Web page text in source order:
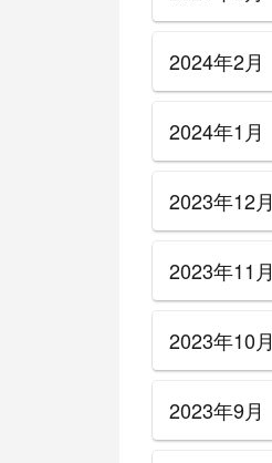
2024年2月
2024年1月
2023年12月
2023年11月
2023年10月
2023年9月